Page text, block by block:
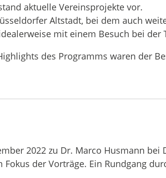
aktuelle Vereinsprojekte vor.
Altstadt, bei dem auch
mit einem Besuch bei der
des Programms waren der
2022 zu Dr. Marco Husmann
der Vorträge. Ein Rundgang